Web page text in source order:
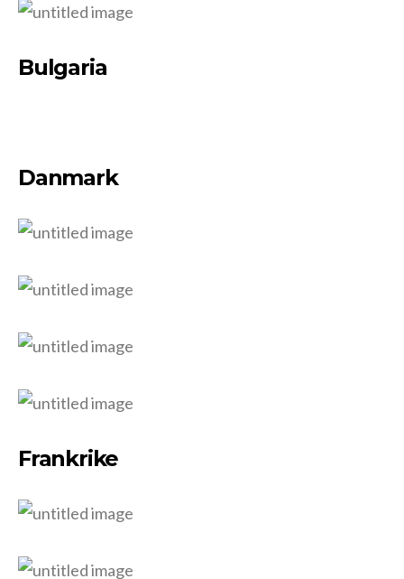
Bulgaria
Danmark
Frankrike